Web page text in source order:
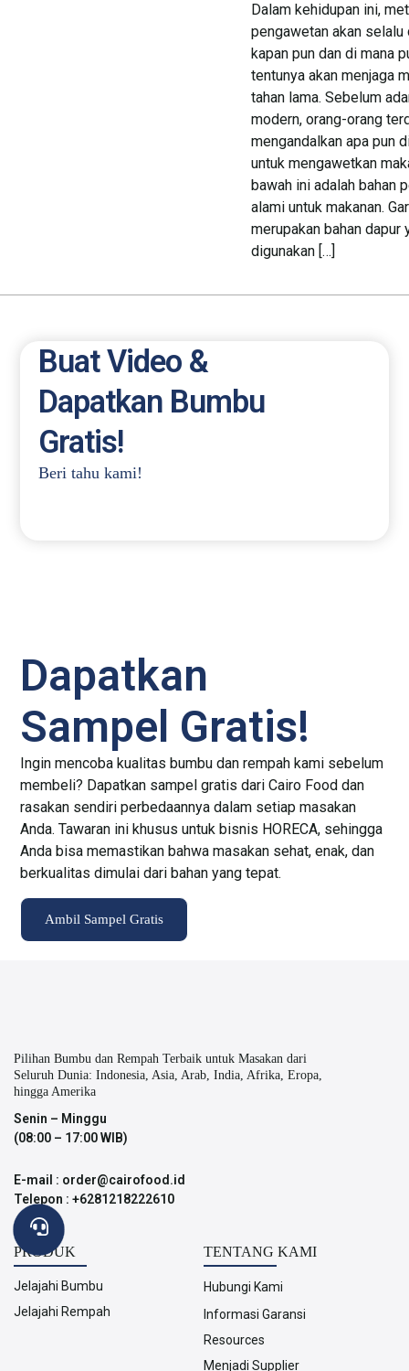
Dalam kehidupan ini,
pengawetan akan selalu
kapan pun dan di mana
tentunya akan menjaga
tahan lama. Sebelum
modern, orang-orang
mengandalkan apa pun
untuk mengawetkan
bawah ini adalah bahan
alami untuk makanan.
merupakan bahan dapur
digunakan […]
Buat Video &
Dapatkan Bumbu
Gratis!
Beri tahu kami!
Dapatkan
Sampel Gratis!
Ingin mencoba kualitas bumbu dan rempah kami sebelum
membeli? Dapatkan sampel gratis dari Cairo Food dan
rasakan sendiri perbedaannya dalam setiap masakan
Anda. Tawaran ini khusus untuk bisnis HORECA, sehingga
Anda bisa memastikan bahwa masakan sehat, enak, dan
berkualitas dimulai dari bahan yang tepat.
Ambil Sampel Gratis
Pilihan Bumbu dan Rempah Terbaik untuk Masakan dari
Seluruh Dunia: Indonesia, Asia, Arab, India, Afrika, Eropa,
hingga Amerika
Senin – Minggu
(08:00 – 17:00 WIB)
E-mail : order@cairofood.id
Telepon : +6281218222610
PRODUK
Jelajahi Bumbu
Jelajahi Rempah
TENTANG KAMI
Hubungi Kami
Informasi Garansi
Resources
Menjadi Supplier